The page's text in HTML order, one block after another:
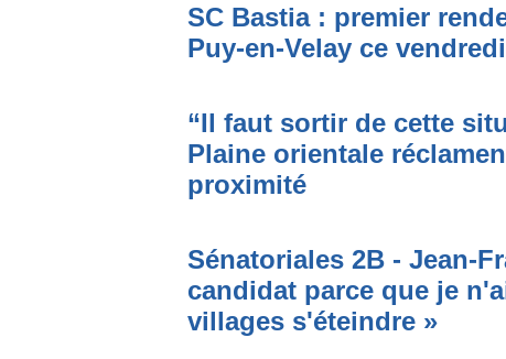
SC Bastia : premier
Puy-en-Velay ce vendredi
“Il faut sortir de cette
Plaine orientale
proximité
Sénatoriales 2B - Jean-
candidat parce que je
villages s'éteindre »